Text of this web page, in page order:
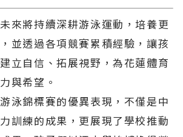
來將持續深耕游泳運動，培養更
並透過各項競賽累積經驗，讓孩
立自信、拓展視野，為花蓮體育
與希望。
泳錦標賽的優異表現，不僅是中
訓練的成果，更展現了學校推動